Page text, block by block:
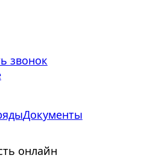
звонок
Документы
онлайн